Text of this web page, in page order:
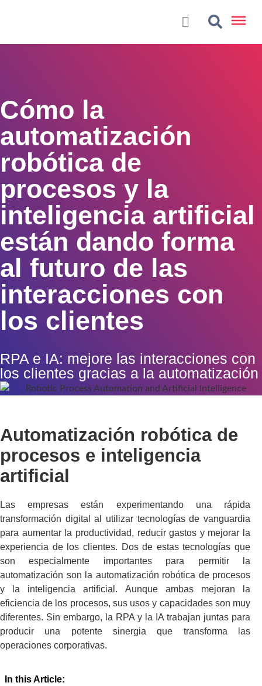
Cómo la
automatización
robótica de
procesos y la
inteligencia artificial
están dando forma
al futuro de las
interacciones con
los clientes
RPA e IA: mejore las interacciones con
los clientes gracias a la automatización
Automatización robótica de
procesos e inteligencia
artificial
Las empresas están experimentando una rápida
transformación digital al utilizar tecnologías de vanguardia
para aumentar la productividad, reducir gastos y mejorar la
experiencia de los clientes. Dos de estas tecnologías que
son especialmente importantes para permitir la
automatización son la automatización robótica de procesos
y la inteligencia artificial. Aunque ambas mejoran la
eficiencia de los procesos, sus usos y capacidades son muy
diferentes. Sin embargo, la RPA y la IA trabajan juntas para
producir una potente sinergia que transforma las
operaciones corporativas.
In this Article: